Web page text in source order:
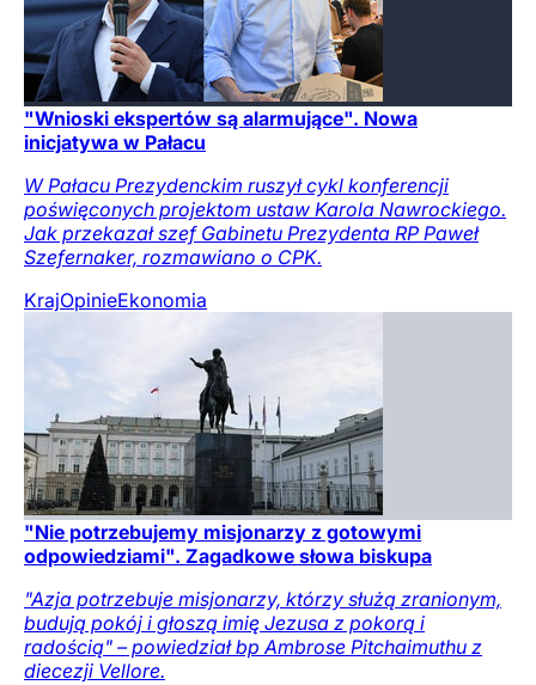
"Wnioski ekspertów są alarmujące". Nowa
inicjatywa w Pałacu
W Pałacu Prezydenckim ruszył cykl konferencji
poświęconych projektom ustaw Karola Nawrockiego.
Jak przekazał szef Gabinetu Prezydenta RP Paweł
Szefernaker, rozmawiano o CPK.
KrajOpinieEkonomia
"Nie potrzebujemy misjonarzy z gotowymi
odpowiedziami". Zagadkowe słowa biskupa
"Azja potrzebuje misjonarzy, którzy służą zranionym,
budują pokój i głoszą imię Jezusa z pokorą i
radością" – powiedział bp Ambrose Pitchaimuthu z
diecezji Vellore.